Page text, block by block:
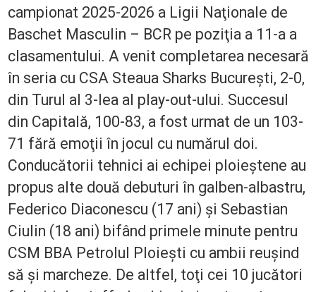
campionat 2025-2026 a Ligii Naţionale de
Baschet Masculin – BCR pe poziţia a 11-a a
clasamentului. A venit completarea necesară
în seria cu CSA Steaua Sharks Bucureşti, 2-0,
din Turul al 3-lea al play-out-ului. Succesul
din Capitală, 100-83, a fost urmat de un 103-
71 fără emoţii în jocul cu numărul doi.
Conducătorii tehnici ai echipei ploieștene au
propus alte două debuturi în galben-albastru,
Federico Diaconescu (17 ani) şi Sebastian
Ciulin (18 ani) bifând primele minute pentru
CSM BBA Petrolul Ploieşti cu ambii reuşind
să și marcheze. De altfel, toţi cei 10 jucători